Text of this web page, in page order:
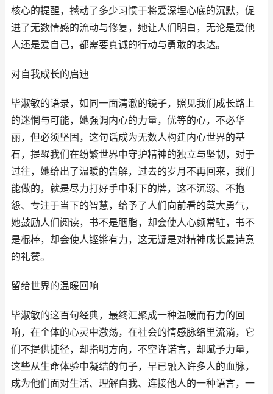
核心的提醒，撼动了多少习惯于将爱深埋心底的沉默，促
进了无数情感的流动与修复，她让人们明白，无论是爱他
人还是爱自己，都需要真诚的行动与勇敢的表达。
对自我成长的启迪
毕淑敏的语录，如同一面清澈的镜子，照见我们成长路上
的迷惘与可能，她强调内心的力量，优等的心，不必华
丽，但必须坚固，这句话成为无数人构建内心世界的基
石，提醒我们在纷繁世界中守护精神的独立与坚韧，对于
过往，她给出了温暖的告解，过去的岁月不再回来，我们
能做的，就是尽力打好手中剩下的牌，这不沉溺、不抱
怨、专注于当下的智慧，给予了人们向前看的莫大勇气，
她鼓励人们阅读，书不是胭脂，却会使人心颜常驻，书不
是棍棒，却会使人铿锵有力，这无疑是对精神成长最诗意
的礼赞。
留给世界的温暖回响
毕淑敏的这百句经典，最终汇聚成一种温暖而有力的回
响，在个体的心灵中激荡，在社会的情感脉络里流淌，它
们不提供捷径，却指明方向，不空许诺言，却赋予力量，
这些从生命体验中凝结的句子，早已融入许多人的血脉，
成为他们面对生活、理解自我、连接他人的一种语言，一